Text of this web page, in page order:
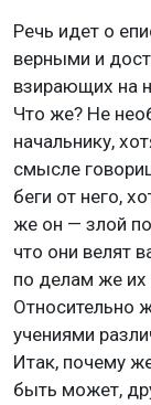
Речь идет о
верными и
взирающих на
Что же? Не
начальнику,
смысле
беги от него,
же он — злой
что они велят
по делам же их
Относительно
учениями
Итак, почему
быть может,